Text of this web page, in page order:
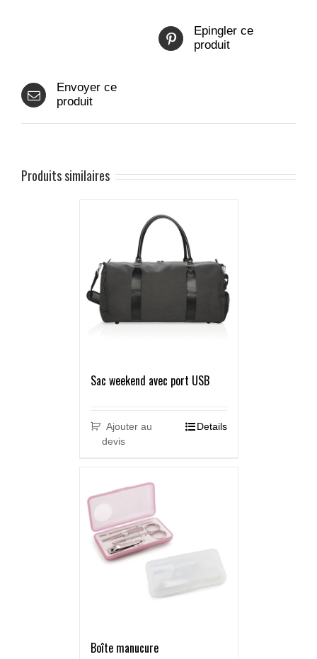
Epingler ce
produit
Envoyer ce
produit
Produits similaires
Sac weekend avec port USB
Ajouter au
devis
Details
Boîte manucure